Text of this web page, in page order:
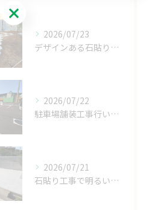
2026/07/23
デザインある石貼り工事
2026/07/22
駐車場舗装工事行いました！
2026/07/21
石貼り工事で明るいおうち！
・ご相談はこちら